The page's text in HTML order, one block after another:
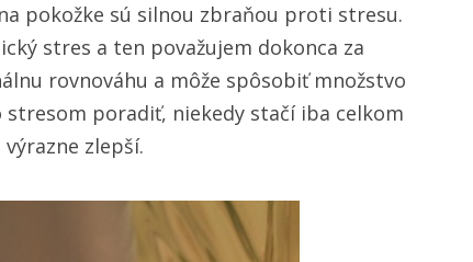
pokožke sú silnou zbraňou proti stresu.
stres a ten považujem dokonca za
rovnováhu a môže spôsobiť množstvo
stresom poradiť, niekedy stačí iba celkom
zlepší.